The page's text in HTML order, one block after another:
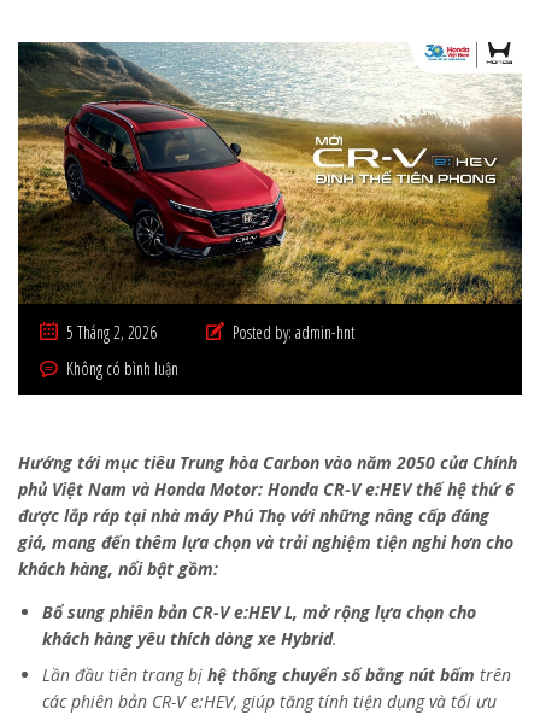
5 Tháng 2, 2026 Posted by: admin-hnt
Không có bình luận
Hướng tới mục tiêu Trung hòa Carbon vào năm 2050 của Chính
phủ Việt Nam và Honda Motor: Honda CR-V e:HEV thế hệ thứ 6
được lắp ráp tại nhà máy Phú Thọ với những nâng cấp đáng
giá, mang đến thêm lựa chọn và trải nghiệm tiện nghi hơn cho
khách hàng, nổi bật gồm:
Bổ sung phiên bản CR-V e:HEV L, mở rộng lựa chọn cho
khách hàng yêu thích dòng xe Hybrid.
Lần đầu tiên trang bị hệ thống chuyển số bằng nút bấm trên
các phiên bản CR-V e:HEV, giúp tăng tính tiện dụng và tối ưu